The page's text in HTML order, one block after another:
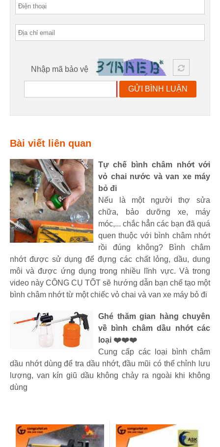
Nhập mã bảo vệ
GỬI BÌNH LUẬN
Bài viết liên quan
Tự chế bình châm nhớt với
vỏ chai nước và van xe máy
bỏ đi
Nếu là một người thợ sửa
chữa, bảo dưỡng xe, máy
móc,... chắc hẳn các bạn đã quá
quen thuộc với bình châm nhớt
rồi đúng không? Bình châm
nhớt được sử dụng để đựng các chất lỏng, dầu, dung
môi và được ứng dụng trong nhiều lĩnh vực. Và trong
video này CÔNG CỤ TỐT sẽ hướng dẫn bạn chế tạo một
bình châm nhớt từ một chiếc vỏ chai và van xe máy bỏ đi
Ghé thăm gian hàng chuyên
về bình châm dầu nhớt các
loại ❤️❤️❤️
Cung cấp các loại bình châm
dầu nhớt dùng để tra dầu nhớt, đầu mũi có thể chỉnh lưu
lượng, van kín giũ dầu không chảy ra ngoài khi không
dùng